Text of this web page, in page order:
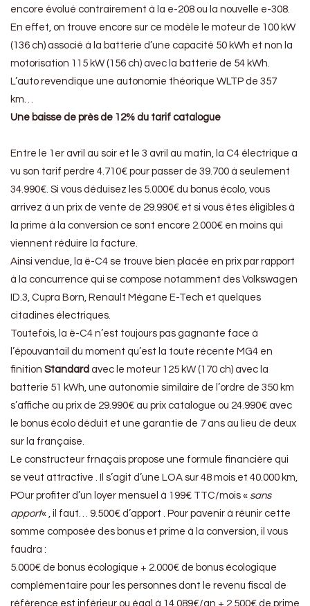
encore évolué contrairement à la e-208 ou la nouvelle e-308.
En effet, on trouve encore sur ce modèle le moteur de 100 kW
(136 ch) associé à la batterie d’une capacité 50 kWh et non la
motorisation 115 kW (156 ch) avec la batterie de 54 kWh.
L’auto revendique une autonomie théorique WLTP de 357
km…
Une baisse de près de 12% du tarif catalogue
Entre le 1er avril au soir et le 3 avril au matin, la C4 électrique a
vu son tarif perdre 4.710€ pour passer de 39.700 à seulement
34.990€. Si vous déduisez les 5.000€ du bonus écolo, vous
arrivez à un prix de vente de 29.990€ et si vous êtes éligibles à
la prime à la conversion ce sont encore 2.000€ en moins qui
viennent réduire la facture.
Ainsi vendue, la ë-C4 se trouve bien placée en prix par rapport
à la concurrence qui se compose notamment des Volkswagen
ID.3, Cupra Born, Renault Mégane E-Tech et quelques
citadines électriques.
Toutefois, la ë-C4 n’est toujours pas gagnante face à
l’épouvantail du moment qu’est la toute récente MG4 en
finition Standard avec le moteur 125 kW (170 ch) avec la
batterie 51 kWh, une autonomie similaire de l’ordre de 350 km
s’affiche au prix de 29.990€ au prix catalogue ou 24.990€ avec
le bonus écolo déduit et une garantie de 7 ans au lieu de deux
sur la française.
Le constructeur frnaçais propose une formule financière qui
se veut attractive . Il s’agit d’une LOA sur 48 mois et 40.000 km,
POur profiter d’un loyer mensuel à 199€ TTC/mois « sans
apport« , il faut… 9.500€ d’apport . Pour pavenir à réunir cette
somme composée des bonus et prime à la conversion, il vous
faudra :
5.000€ de bonus écologique + 2.000€ de bonus écologique
complémentaire pour les personnes dont le revenu fiscal de
référence est inférieur ou égal à 14.089€/an + 2.500€ de prime